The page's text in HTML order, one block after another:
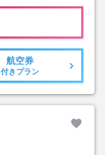
航空券
付きプラン